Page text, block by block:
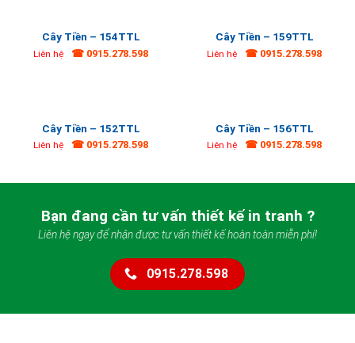
Cây Tiền – 154TTL
Liên hệ ☎ 0915.278.598
Cây Tiền – 159TTL
Liên hệ ☎ 0915.278.598
Cây Tiền – 152TTL
Liên hệ ☎ 0915.278.598
Cây Tiền – 156TTL
Liên hệ ☎ 0915.278.598
Bạn đang cần tư vấn thiết kế in tranh ?
Liên hệ ngay để nhận được tư vấn thiết kế hoàn toàn miễn phí!
0915.278.598